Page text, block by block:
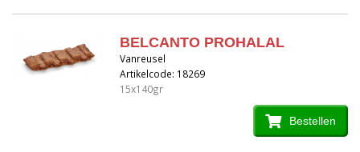
BELCANTO PROHALAL
Vanreusel
Artikelcode: 18269
15x140gr
Bestellen